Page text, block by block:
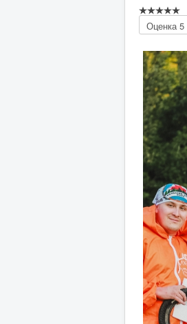
Пожалуйста,
оцените